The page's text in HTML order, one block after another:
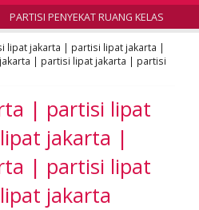
PARTISI PENYEKAT RUANG KELAS
lipat jakarta | partisi lipat jakarta |
| partisi lipat jakarta | partisi
| partisi lipat
jakarta |
| partisi lipat
jakarta